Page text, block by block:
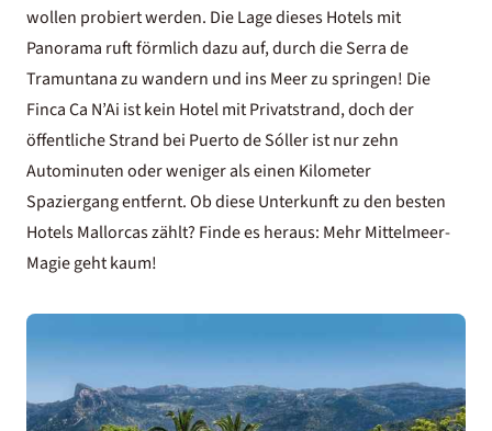
wollen probiert werden. Die Lage dieses Hotels mit
Panorama ruft förmlich dazu auf, durch die Serra de
Tramuntana zu wandern und ins Meer zu springen! Die
Finca Ca N’Ai ist kein Hotel mit Privatstrand, doch der
öffentliche Strand bei Puerto de Sóller ist nur zehn
Autominuten oder weniger als einen Kilometer
Spaziergang entfernt. Ob diese Unterkunft zu den besten
Hotels Mallorcaszählt? Finde es heraus: Mehr Mittelmeer-
Magie geht kaum!